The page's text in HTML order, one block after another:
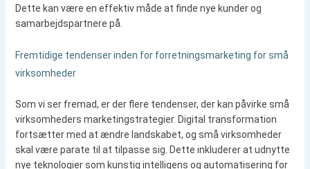
Dette kan være en effektiv måde at finde nye kunder og
samarbejdspartnere på.
Fremtidige tendenser inden for forretningsmarketing for små
virksomheder
Som vi ser fremad, er der flere tendenser, der kan påvirke små
virksomheders marketingstrategier. Digital transformation
fortsætter med at ændre landskabet, og små virksomheder
skal være parate til at tilpasse sig. Dette inkluderer at udnytte
nye teknologier som kunstig intelligens og automatisering for